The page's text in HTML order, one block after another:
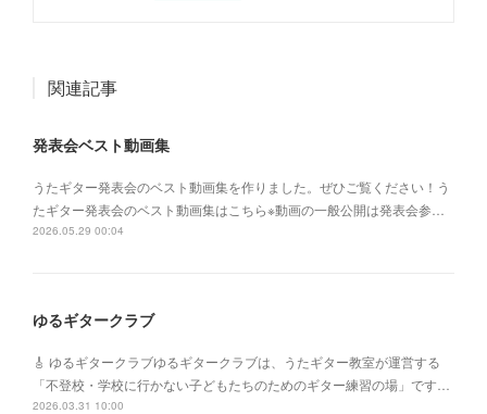
関連記事
発表会ベスト動画集
うたギター発表会のベスト動画集を作りました。ぜひご覧ください！う
たギター発表会のベスト動画集はこちら※動画の一般公開は発表会参…
2026.05.29 00:04
ゆるギタークラブ
🎸 ゆるギタークラブゆるギタークラブは、うたギター教室が運営する
「不登校・学校に行かない子どもたちのためのギター練習の場」です…
2026.03.31 10:00